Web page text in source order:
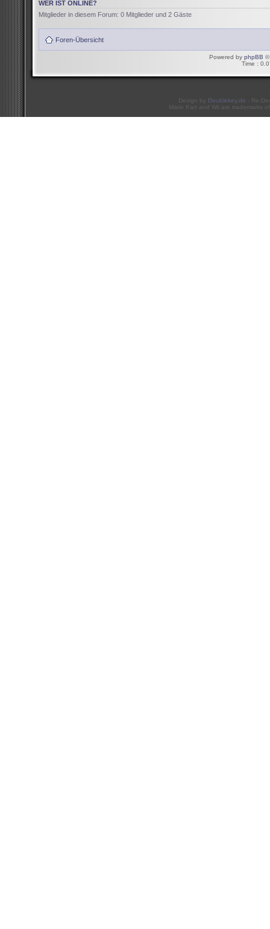
WER IST ONLINE?
Mitglieder in diesem Forum: 0 Mitglieder und 2 Gäste
Foren-Übersicht
Powered by phpBB ©
Time :
Design by Doublekey.de - Re-
Mario Kart and Wii are trademarks